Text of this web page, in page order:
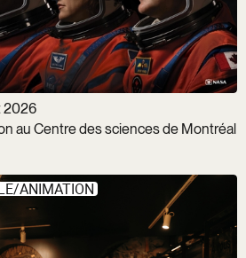
2026
au Centre des sciences de Montréal
ANIMATION